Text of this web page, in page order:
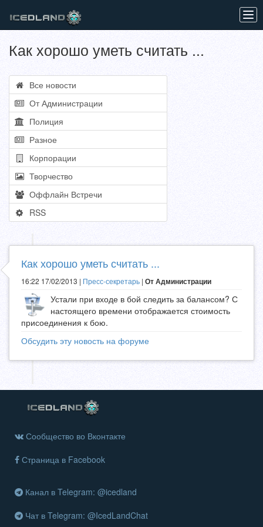
Как хорошо уметь считать ...
Все новости
От Администрации
Полиция
Разное
Корпорации
Творчество
Оффлайн Встречи
RSS
Как хорошо уметь считать ...
16:22 17/02/2013 | Пресс-секретарь | От Администрации
Устали при входе в бой следить за балансом? С
настоящего времени отображается стоимость
присоединения к бою.
Обсудить эту новость на форуме
Сообщество во Вконтакте
Страница в Facebook
Канал в Telegram: @icedland
Чат в Telegram: @IcedLandChat